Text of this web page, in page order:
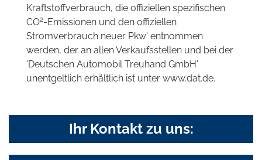
Kraftstoffverbrauch, die offiziellen spezifischen
CO2-Emissionen und den offiziellen
Stromverbrauch neuer Pkw' entnommen
werden, der an allen Verkaufsstellen und bei der
'Deutschen Automobil Treuhand GmbH'
unentgeltlich erhältlich ist unter www.dat.de.
Ihr Kontakt zu uns: